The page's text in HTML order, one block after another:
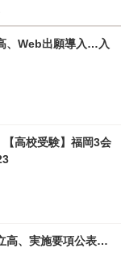
、Web出願導入…入
【高校受験】福岡3会
高、実施要項公表…